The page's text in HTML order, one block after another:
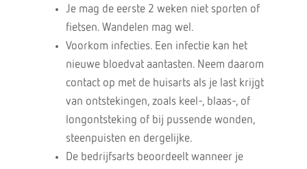
Je mag de eerste 2 weken niet sporten of
fietsen. Wandelen mag wel.
Voorkom infecties. Een infectie kan het
nieuwe bloedvat aantasten. Neem daarom
contact op met de huisarts als je last krijgt
van ontstekingen, zoals keel-, blaas-, of
longontsteking of bij pussende wonden,
steenpuisten en dergelijke.
De bedrijfsarts beoordeelt wanneer je